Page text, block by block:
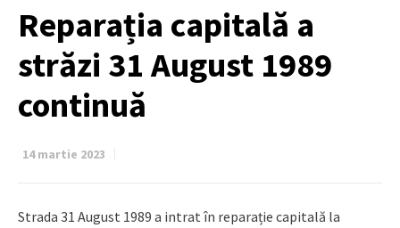
Reparația capitală a
străzi 31 August 1989
continuă
14 martie 2023
Strada 31 August 1989 a intrat în reparație capitală la